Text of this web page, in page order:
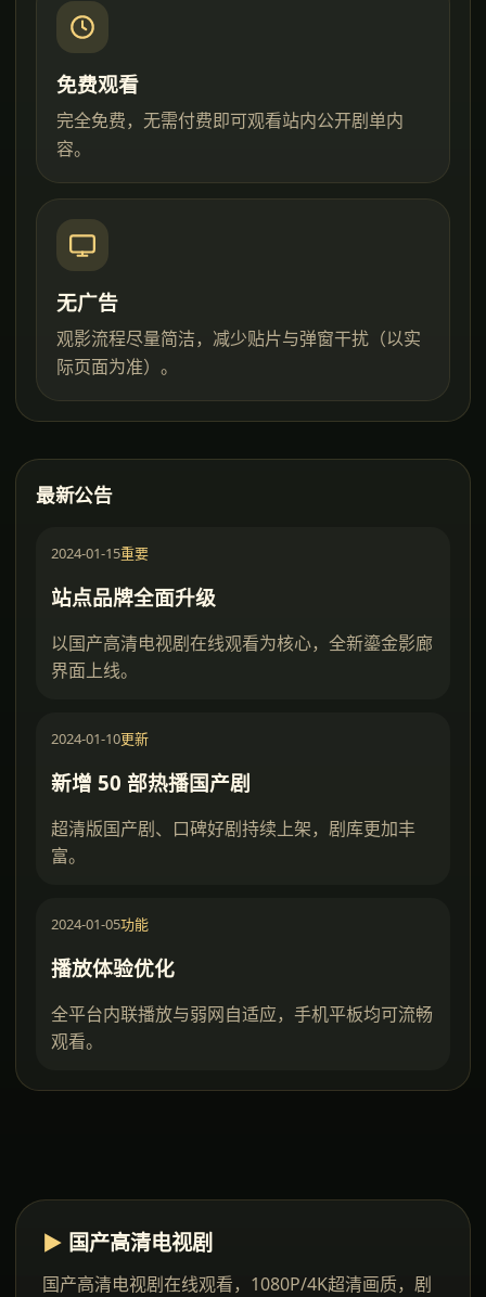
免费观看
完全免费，无需付费即可观看站内公开剧单内
容。
无广告
观影流程尽量简洁，减少贴片与弹窗干扰（以实
际页面为准）。
最新公告
2024-01-15重要
站点品牌全面升级
以国产高清电视剧在线观看为核心，全新鎏金影廊
界面上线。
2024-01-10更新
新增 50 部热播国产剧
超清版国产剧、口碑好剧持续上架，剧库更加丰
富。
2024-01-05功能
播放体验优化
全平台内联播放与弱网自适应，手机平板均可流畅
观看。
▶ 国产高清电视剧
国产高清电视剧在线观看，1080P/4K超清画质，剧